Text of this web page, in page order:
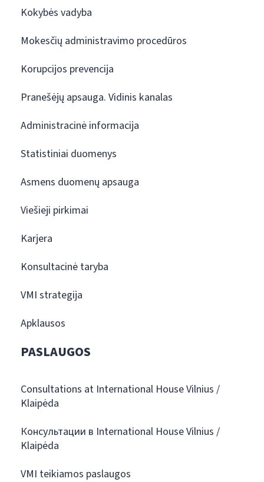
Kokybės vadyba
Mokesčių administravimo procedūros
Korupcijos prevencija
Pranešėjų apsauga. Vidinis kanalas
Administracinė informacija
Statistiniai duomenys
Asmens duomenų apsauga
Viešieji pirkimai
Karjera
Konsultacinė taryba
VMI strategija
Apklausos
PASLAUGOS
Consultations at International House Vilnius /
Klaipėda
Консультации в International House Vilnius /
Klaipėda
VMI teikiamos paslaugos